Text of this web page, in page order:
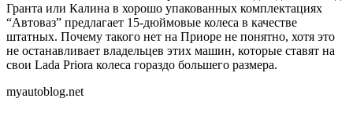
Гранта или Калина в хорошо упакованных комплектациях
“Автоваз” предлагает 15-дюймовые колеса в качестве
штатных. Почему такого нет на Приоре не понятно, хотя это
не останавливает владельцев этих машин, которые ставят на
свои Lada Priora колеса гораздо большего размера.
myautoblog.net